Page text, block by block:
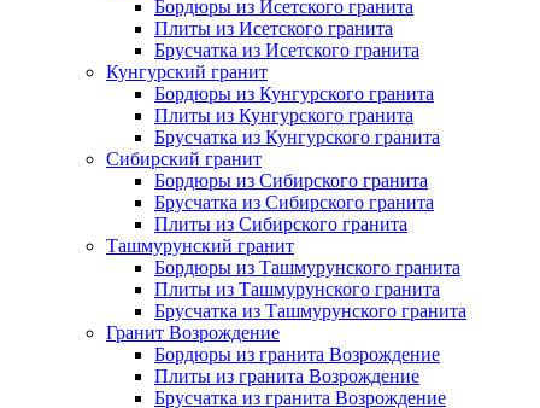
Бордюры из Исетского гранита
Плиты из Исетского гранита
Брусчатка из Исетского гранита
Кунгурский гранит
Бордюры из Кунгурского гранита
Плиты из Кунгурского гранита
Брусчатка из Кунгурского гранита
Сибирский гранит
Бордюры из Сибирского гранита
Брусчатка из Сибирского гранита
Плиты из Сибирского гранита
Ташмурунский гранит
Бордюры из Ташмурунского гранита
Плиты из Ташмурунского гранита
Брусчатка из Ташмурунского гранита
Гранит Возрождение
Бордюры из гранита Возрождение
Плиты из гранита Возрождение
Брусчатка из гранита Возрождение